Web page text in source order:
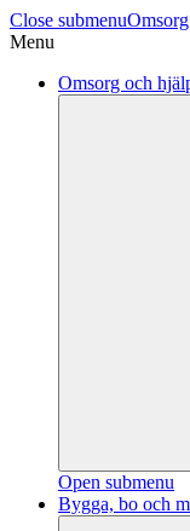
Close submenu
Menu
Omsorg och
Open submenu
Bygga, bo och